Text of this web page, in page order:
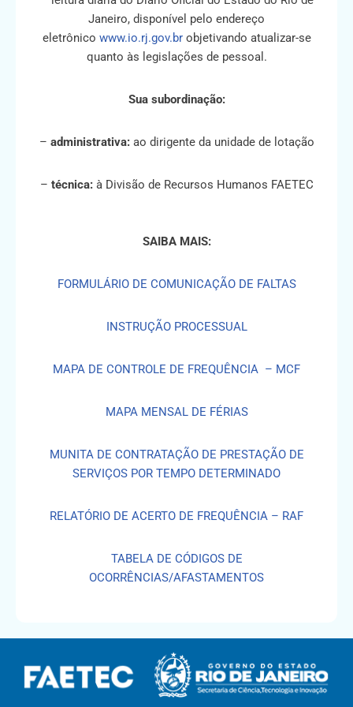
Janeiro, disponível pelo endereço
eletrônico www.io.rj.gov.brobjetivando atualizar-se
quanto às legislações de pessoal.
Sua subordinação:
– administrativa:ao dirigente da unidade de lotação
– técnica:à Divisão de Recursos Humanos FAETEC
SAIBA MAIS:
FORMULÁRIO DE COMUNICAÇÃO DE FALTAS
INSTRUÇÃO PROCESSUAL
MAPA DE CONTROLE DE FREQUÊNCIA – MCF
MAPA MENSAL DE FÉRIAS
MUNITA DE CONTRATAÇÃO DE PRESTAÇÃO DE
SERVIÇOS POR TEMPO DETERMINADO
RELATÓRIO DE ACERTO DE FREQUÊNCIA – RAF
TABELA DE CÓDIGOS DE
OCORRÊNCIAS/AFASTAMENTOS